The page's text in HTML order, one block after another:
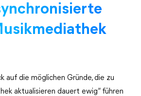
auf die möglichen Gründe, die zu
aktualisieren dauert ewig“ führen